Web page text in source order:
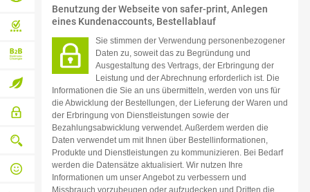
Wissen
von A – Z
Materialübersicht
Profidatencheck
inklusive
Businesslösungen
web-to-
Umweltbewusstsein
Bestell-
Bezahlablauf
von
bis
Benutzung der Webseite von safer-print, Anlegen
eines Kundenaccounts, Bestellablauf
Sie stimmen der Verwendung personenbezogener
Daten zu, soweit das zu Begründung und
Ausgestaltung des Vertrags, der Erbringung der
Leistung und der Abrechnung erforderlich ist. Die
Informationen die Sie an uns übermitteln, werden von uns für
die Abwicklung der Bestellungen, der Lieferung der Waren und
der Erbringung von Dienstleistungen sowie der
Bezahlungsabwicklung verwendet. Außerdem werden die
Daten verwendet um mit Ihnen über Bestellinformationen,
Produkte und Dienstleistungen zu kommunizieren. Bei Bedarf
werden die Datensätze aktualisiert. Wir nutzen Ihre
Informationen um unser Angebot zu verbessern und
Missbrauch vorzubeugen oder aufzudecken und Dritten die